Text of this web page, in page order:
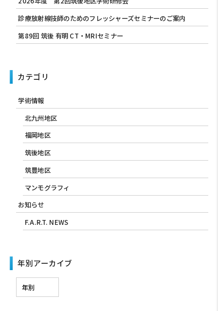
診療放射線技師のためのフレッシャーズセミナーのご案内
第89回 筑後 有明 CT・MRIセミナー
カテゴリ
学術情報
北九州地区
福岡地区
筑後地区
筑豊地区
マンモグラフィ
お知らせ
F.A.R.T. NEWS
年別アーカイブ